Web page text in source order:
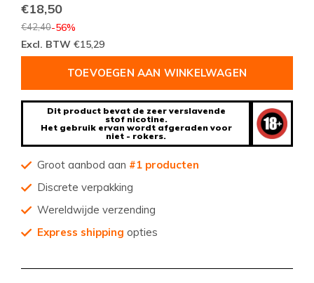
€18,50
€42,40-56%
Excl. BTW €15,29
TOEVOEGEN AAN WINKELWAGEN
Dit product bevat de zeer verslavende
stof nicotine.
Het gebruik ervan wordt afgeraden voor
niet - rokers.
Groot aanbod aan #1 producten
Discrete verpakking
Wereldwijde verzending
Express shipping opties